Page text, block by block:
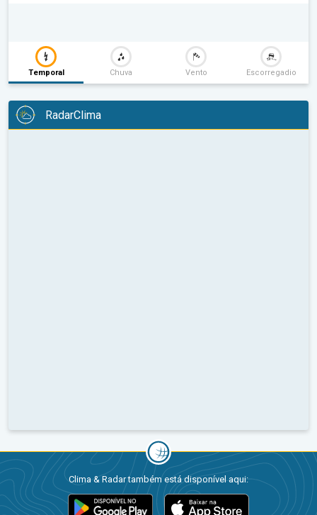
Temporal Chuva Vento Escorregadio
RadarClima
Clima & Radar também está disponível aqui: